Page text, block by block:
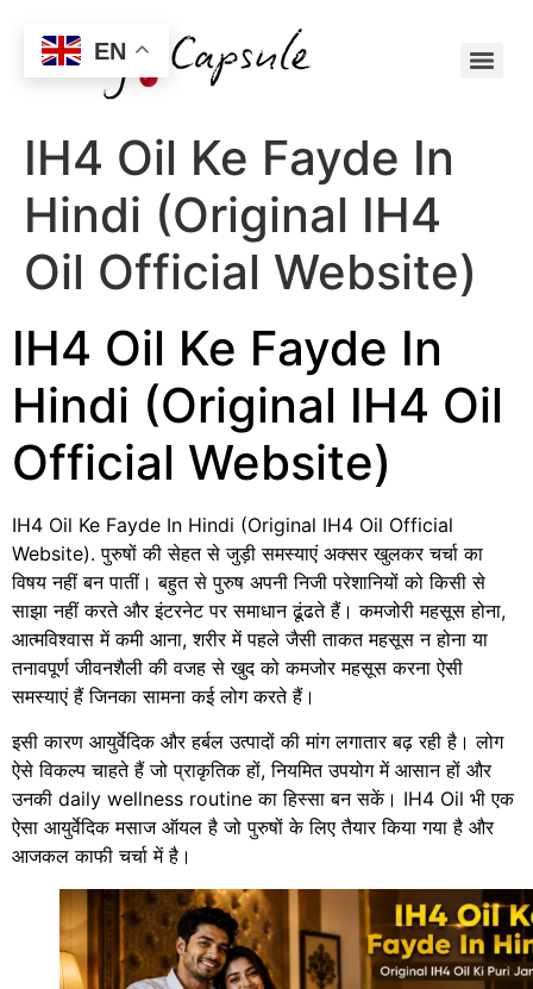
IH4 Oil Ke Fayde In
Hindi (Original IH4
Oil Official Website)
IH4 Oil Ke Fayde In
Hindi (Original IH4 Oil
Official Website)
IH4 Oil Ke Fayde In Hindi (Original IH4 Oil Official
Website). पुरुषों की सेहत से जुड़ी समस्याएं अक्सर खुलकर चर्चा का
विषय नहीं बन पातीं। बहुत से पुरुष अपनी निजी परेशानियों को किसी से
साझा नहीं करते और इंटरनेट पर समाधान ढूंढते हैं। कमजोरी महसूस होना,
आत्मविश्वास में कमी आना, शरीर में पहले जैसी ताकत महसूस न होना या
तनावपूर्ण जीवनशैली की वजह से खुद को कमजोर महसूस करना ऐसी
समस्याएं हैं जिनका सामना कई लोग करते हैं।
इसी कारण आयुर्वेदिक और हर्बल उत्पादों की मांग लगातार बढ़ रही है। लोग
ऐसे विकल्प चाहते हैं जो प्राकृतिक हों, नियमित उपयोग में आसान हों और
उनकी daily wellness routine का हिस्सा बन सकें। IH4 Oil भी एक
ऐसा आयुर्वेदिक मसाज ऑयल है जो पुरुषों के लिए तैयार किया गया है और
आजकल काफी चर्चा में है।
EN